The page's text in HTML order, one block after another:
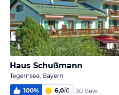
Haus Schußmann
Tegernsee, Bayern
100% 6,0/6 30 Bew.